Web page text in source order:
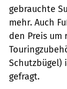
gebrauchte
mehr. Auch
den Preis um
Schutzbügel)
gefragt.